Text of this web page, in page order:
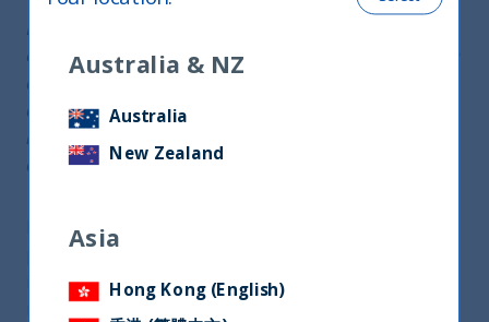
La crescita della classe media può rappresentare il
cuore del progresso economico. È il caso dell’India, che
anche in momenti incerti come quello attuale continua
a crescere e a conservare prospettive di espansione
interessanti. Ecco i fattori che sostengono il Paese
della Tigre, secondo UTI International
Mentre lo spettro della recessione incombe sulle
principali economie mondiali, Stati Uniti ed Europa
in primis, ci sono alcune aree che non stanno
reagendo in maniera così negativa all’attuale
Australia & NZ
Australia
New Zealand
Asia
Hong Kong (English)